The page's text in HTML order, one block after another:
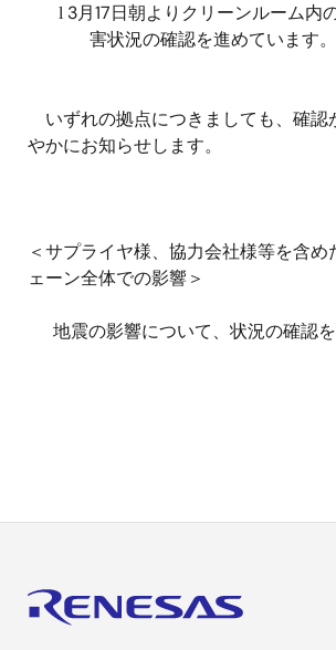
l 3月17日朝よりクリーンルーム内
害状況の確認を進めています。
いずれの拠点につきましても、確認
やかにお知らせします。
＜サプライヤ様、協力会社様等を含め
ェーン全体での影響＞
地震の影響について、状況の確認を